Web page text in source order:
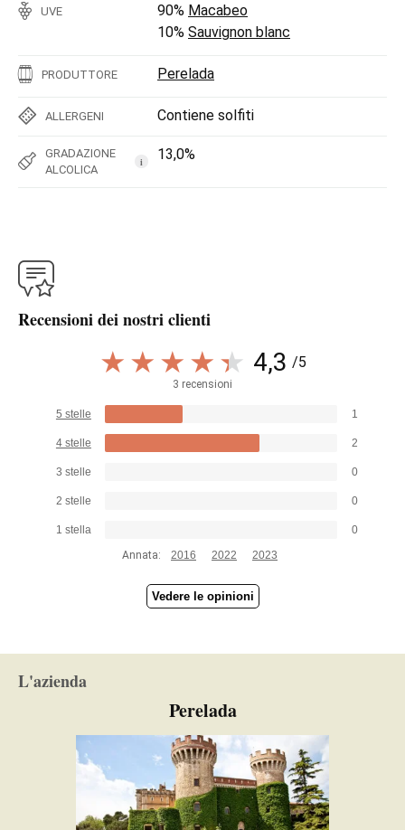
UVE 90% Macabeo
10% Sauvignon blanc
PRODUTTORE Perelada
ALLERGENI Contiene solfiti
GRADAZIONE
ALCOLICA
i 13,0%
Recensioni dei nostri clienti
4,3 /5
3 recensioni
5 stelle 1
4 stelle 2
3 stelle 0
2 stelle 0
1 stella
0
Annata:
2016 2022 2023
Vedere le opinioni
L'azienda
Perelada